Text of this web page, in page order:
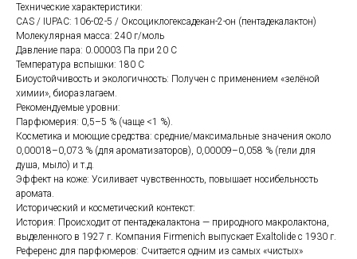
Технические характеристики:
CAS / IUPAC: 106-02-5 / Оксоциклогексадекан-2-он (пентадекалактон)
Молекулярная масса: 240 г/моль
Давление пара: 0.00003 Па при 20 C
Температура вспышки: 180 C
Биоустойчивость и экологичность: Получен с применением «зелёной
химии», биоразлагаем.
Рекомендуемые уровни:
Парфюмерия: 0,5–5 % (чаще <1 %).
Косметика и моющие средства: средние/максимальные значения около
0,00018–0,073 % (для ароматизаторов), 0,00009–0,058 % (гели для
душа, мыло) и т.д.
Эффект на коже: Усиливает чувственность, повышает носибельность
аромата.
Исторический и косметический контекст:
История: Происходит от пентадекалактона — природного макролактона,
выделенного в 1927 г. Компания Firmenich выпускает Exaltolide с 1930 г.
Референс для парфюмеров: Считается одним из самых «чистых»